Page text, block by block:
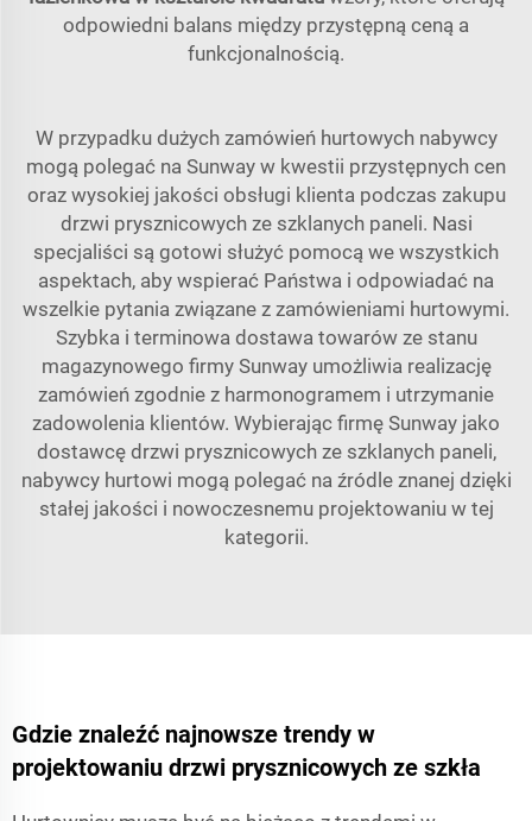
odpowiedni balans między przystępną ceną a
funkcjonalnością.
W przypadku dużych zamówień hurtowych nabywcy
mogą polegać na Sunway w kwestii przystępnych cen
oraz wysokiej jakości obsługi klienta podczas zakupu
drzwi prysznicowych ze szklanych paneli. Nasi
specjaliści są gotowi służyć pomocą we wszystkich
aspektach, aby wspierać Państwa i odpowiadać na
wszelkie pytania związane z zamówieniami hurtowymi.
Szybka i terminowa dostawa towarów ze stanu
magazynowego firmy Sunway umożliwia realizację
zamówień zgodnie z harmonogramem i utrzymanie
zadowolenia klientów. Wybierając firmę Sunway jako
dostawcę drzwi prysznicowych ze szklanych paneli,
nabywcy hurtowi mogą polegać na źródle znanej dzięki
stałej jakości i nowoczesnemu projektowaniu w tej
kategorii.
Gdzie znaleźć najnowsze trendy w
projektowaniu drzwi prysznicowych ze szkła